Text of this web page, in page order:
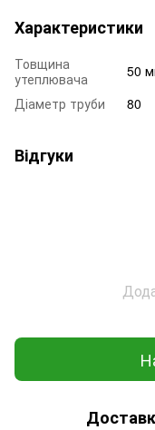
Характеристики
Товщина
утеплювача
50
Діаметр труби
80
Відгуки